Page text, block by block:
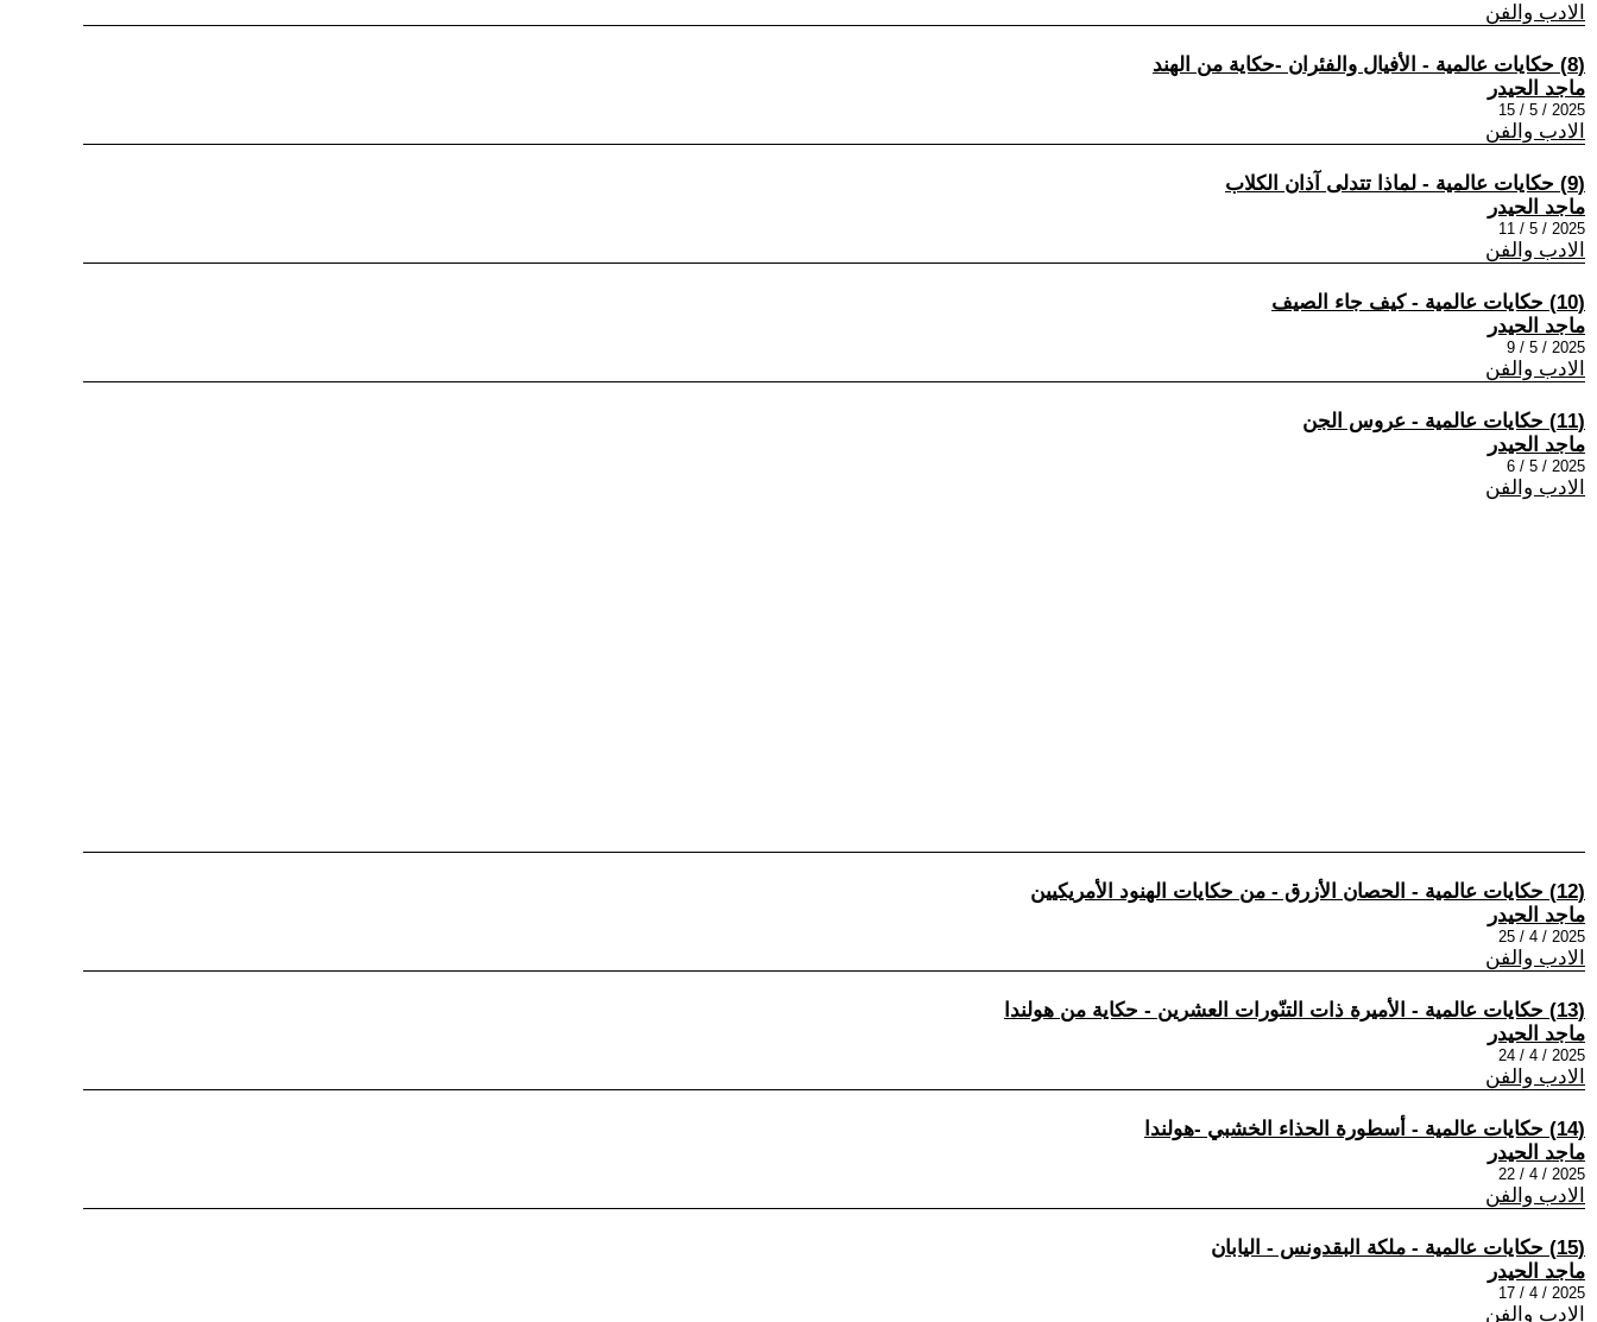
الادب والفن
(8) حكايات عالمية - الأفيال والفئران -حكاية من الهند
ماجد الحيدر
2025 / 5 / 15
الادب والفن
(9) حكايات عالمية - لماذا تتدلى آذان الكلاب
ماجد الحيدر
2025 / 5 / 11
الادب والفن
(10) حكايات عالمية - كيف جاء الصيف
ماجد الحيدر
2025 / 5 / 9
الادب والفن
(11) حكايات عالمية - عروس الجن
ماجد الحيدر
2025 / 5 / 6
الادب والفن
(12) حكايات عالمية - الحصان الأزرق - من حكايات الهنود الأمريكيين
ماجد الحيدر
2025 / 4 / 25
الادب والفن
(13) حكايات عالمية - الأميرة ذات التنّورات العشرين - حكاية من هولندا
ماجد الحيدر
2025 / 4 / 24
الادب والفن
(14) حكايات عالمية - أسطورة الحذاء الخشبي -هولندا
ماجد الحيدر
2025 / 4 / 22
الادب والفن
(15) حكايات عالمية - ملكة البقدونس - اليابان
ماجد الحيدر
2025 / 4 / 17
الادب والفن